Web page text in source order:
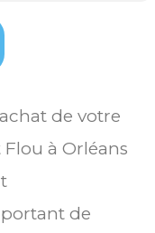
de votre
à Orléans
de